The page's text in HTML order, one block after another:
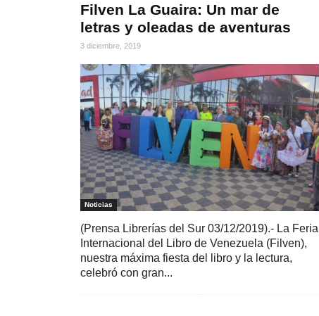
Filven La Guaira: Un mar de
letras y oleadas de aventuras
3 diciembre, 2019
Noticias
(Prensa Librerías del Sur 03/12/2019).- La Feria
Internacional del Libro de Venezuela (Filven),
nuestra máxima fiesta del libro y la lectura,
celebró con gran...